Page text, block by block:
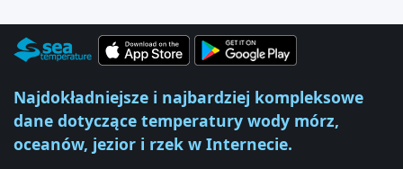
Najdokładniejsze i najbardziej kompleksowe
dane dotyczące temperatury wody mórz,
oceanów, jezior i rzek w Internecie.